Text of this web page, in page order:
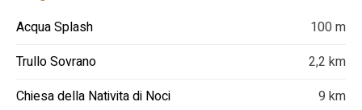
Acqua Splash
100 m
Trullo Sovrano
2,2 km
Chiesa della Nativita di Noci
9 km